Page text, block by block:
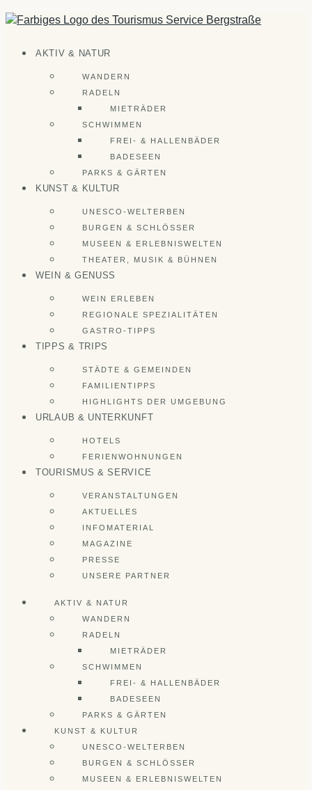
Zum
Inhalt
AKTIV & NATUR
WANDERN
RADELN
MIETRÄDER
SCHWIMMEN
FREI- & HALLENBÄDER
BADESEEN
PARKS & GÄRTEN
KUNST & KULTUR
UNESCO-WELTERBEN
BURGEN & SCHLÖSSER
MUSEEN & ERLEBNISWELTEN
THEATER, MUSIK & BÜHNEN
WEIN & GENUSS
WEIN ERLEBEN
REGIONALE SPEZIALITÄTEN
GASTRO-TIPPS
TIPPS & TRIPS
STÄDTE & GEMEINDEN
FAMILIENTIPPS
HIGHLIGHTS DER UMGEBUNG
URLAUB & UNTERKUNFT
HOTELS
FERIENWOHNUNGEN
TOURISMUS & SERVICE
VERANSTALTUNGEN
AKTUELLES
INFOMATERIAL
MAGAZINE
PRESSE
UNSERE PARTNER
AKTIV & NATUR
WANDERN
RADELN
MIETRÄDER
SCHWIMMEN
FREI- & HALLENBÄDER
BADESEEN
PARKS & GÄRTEN
KUNST & KULTUR
UNESCO-WELTERBEN
BURGEN & SCHLÖSSER
MUSEEN & ERLEBNISWELTEN